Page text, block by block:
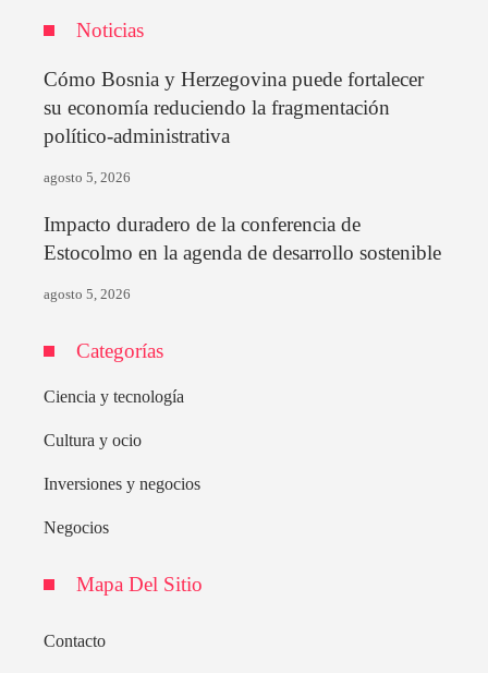
Noticias
Cómo Bosnia y Herzegovina puede fortalecer
su economía reduciendo la fragmentación
político-administrativa
agosto 5, 2026
Impacto duradero de la conferencia de
Estocolmo en la agenda de desarrollo sostenible
agosto 5, 2026
Categorías
Ciencia y tecnología
Cultura y ocio
Inversiones y negocios
Negocios
Mapa Del Sitio
Contacto